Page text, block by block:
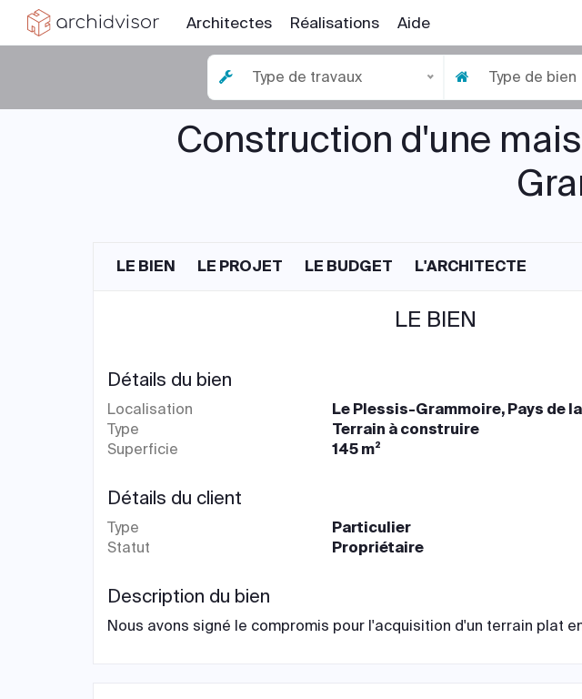
Architectes Réalisations Aide
Type de travaux Type de bien
Construction d'une
LE BIEN LE PROJET LE BUDGET L'ARCHITECTE
LE BIEN
Détails du bien
Localisation
Le Plessis-Grammoire, Pays de
Type
Terrain à construire
Superficie
145 m²
Détails du client
Type
Particulier
Statut
Propriétaire
Description du bien
Nous avons signé le compromis pour l'acquisition d'un terrain plat